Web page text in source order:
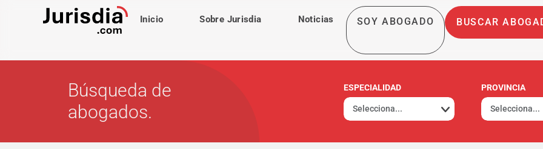
Inicio Sobre Jurisdia Noticias SOY ABOGADO BUSCAR
Búsqueda de
abogados.
ESPECIALIDAD PROVINCIA